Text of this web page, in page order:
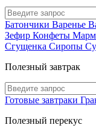
Батончики Варенье
Зефир Конфеты
Сгущенка Сиропы
Полезный завтрак
Готовые завтраки
Полезный перекус